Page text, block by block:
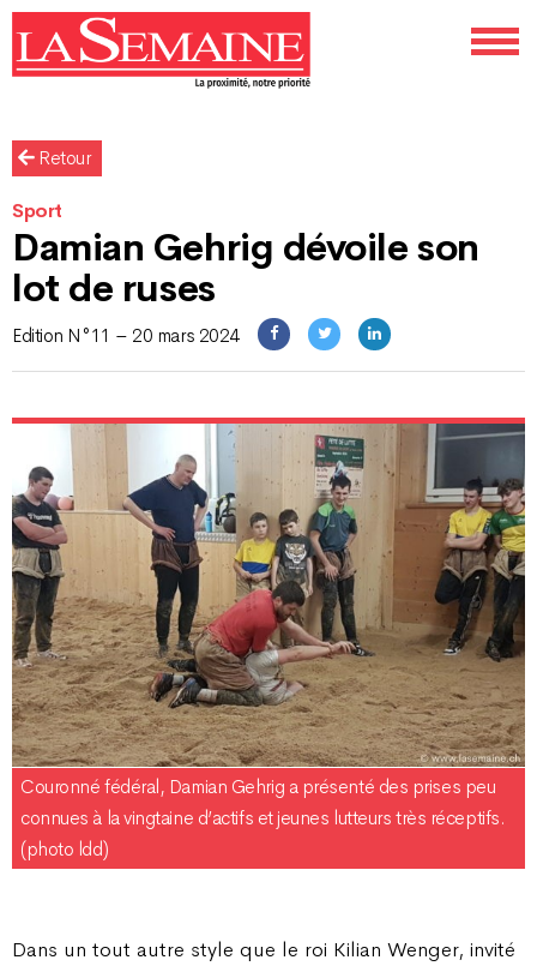
Retour
Sport
Damian Gehrig dévoile son
lot de ruses
Edition N°11 – 20 mars 2024
Couronné fédéral, Damian Gehrig a présenté des prises peu
connues à la vingtaine d’actifs et jeunes lutteurs très réceptifs.
(photo ldd)
Dans un tout autre style que le roi Kilian Wenger, invité